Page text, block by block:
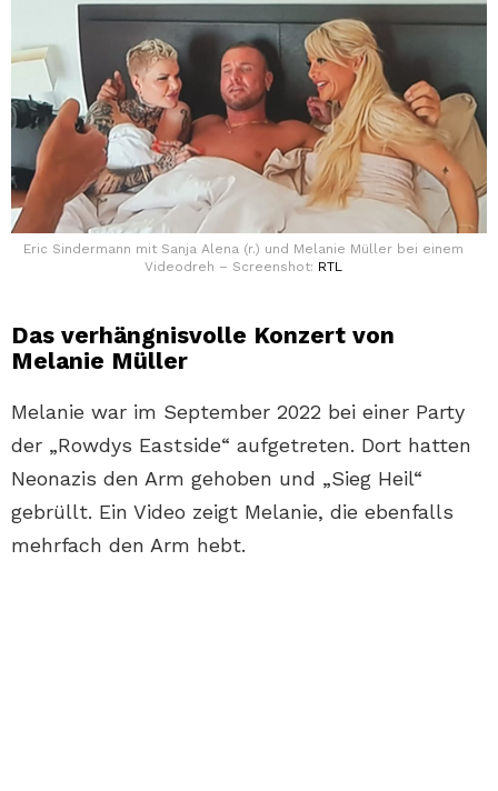
Eric Sindermann mit Sanja Alena (r.) und Melanie Müller bei einem
Videodreh – Screenshot: RTL
Das verhängnisvolle Konzert von
Melanie Müller
Melanie war im September 2022 bei einer Party
der „Rowdys Eastside“ aufgetreten. Dort hatten
Neonazis den Arm gehoben und „Sieg Heil“
gebrüllt. Ein Video zeigt Melanie, die ebenfalls
mehrfach den Arm hebt.